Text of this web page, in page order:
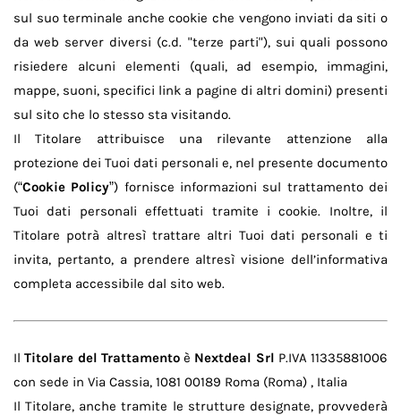
sul suo terminale anche cookie che vengono inviati da siti o
da web server diversi (c.d. "terze parti"), sui quali possono
risiedere alcuni elementi (quali, ad esempio, immagini,
mappe, suoni, specifici link a pagine di altri domini) presenti
sul sito che lo stesso sta visitando.
Il Titolare attribuisce una rilevante attenzione alla
protezione dei Tuoi dati personali e, nel presente documento
(“Cookie Policy”) fornisce informazioni sul trattamento dei
Tuoi dati personali effettuati tramite i cookie. Inoltre, il
Titolare potrà altresì trattare altri Tuoi dati personali e ti
invita, pertanto, a prendere altresì visione dell’informativa
completa accessibile dal sito web.
IlTitolare del Trattamentoè Nextdeal Srl P.IVA 11335881006
con sede in Via Cassia, 1081 00189 Roma (Roma) , Italia
Il Titolare, anche tramite le strutture designate, provvederà